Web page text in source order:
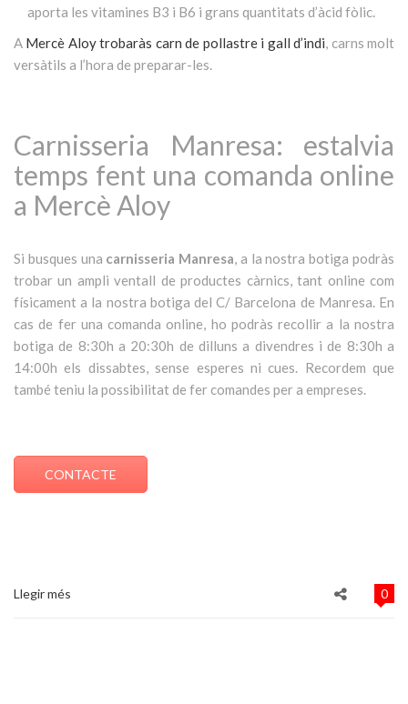
aporta les vitamines B3 i B6 i grans quantitats d’àcid fòlic.
A Mercè Aloytrobaràs carn de pollastre i gall d’indi, carns molt
versàtils a l’hora de preparar-les.
Carnisseria Manresa: estalvia
temps fent una comanda online
a Mercè Aloy
Si busques una carnisseria Manresa, a la nostra botiga podràs
trobar un ampli ventall de productes càrnics, tant online com
físicament a la nostra botiga del C/ Barcelona de Manresa. En
cas de fer una comanda online, ho podràs recollir a la nostra
botiga de 8:30h a 20:30h de dilluns a divendres i de 8:30h a
14:00h els dissabtes, sense esperes ni cues. Recordem que
també teniu la possibilitat de fer comandes per a empreses.
CONTACTE
Llegir més 0